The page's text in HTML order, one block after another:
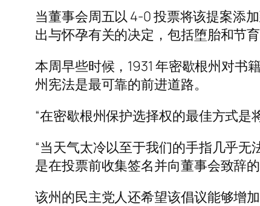
当董事会周五以 4-0 投票将该提案添
出与怀孕有关的决定，包括堕胎和节育
本周早些时候，1931 年密歇根州对
州宪法是最可靠的前进道路。
“在密歇根州保护选择权的最佳方式是
“当天气太冷以至于我们的手指几乎
是在投票前收集签名并向董事会致辞
该州的民主党人还希望该倡议能够增